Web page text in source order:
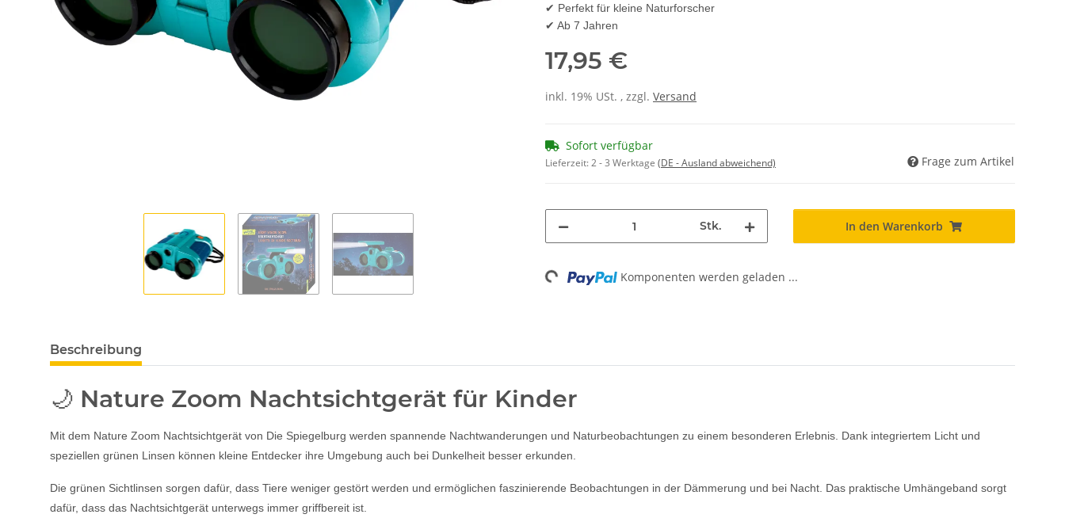
✔ Perfekt für kleine Naturforscher
✔ Ab 7 Jahren
17,95 €
inkl. 19% USt. , zzgl. Versand
Sofort verfügbar
Lieferzeit:2 - 3 Werktage (DE - Ausland abweichend) Frage zum Artikel
Stk. In den Warenkorb
Loading... Komponenten werden geladen ...
Beschreibung
🌙 Nature Zoom Nachtsichtgerät für Kinder
Mit dem Nature Zoom Nachtsichtgerät von Die Spiegelburg werden spannende Nachtwanderungen und Naturbeobachtungen zu einem besonderen Erlebnis. Dank integriertem Licht und
speziellen grünen Linsen können kleine Entdecker ihre Umgebung auch bei Dunkelheit besser erkunden.
Die grünen Sichtlinsen sorgen dafür, dass Tiere weniger gestört werden und ermöglichen faszinierende Beobachtungen in der Dämmerung und bei Nacht. Das praktische Umhängeband sorgt
dafür, dass das Nachtsichtgerät unterwegs immer griffbereit ist.